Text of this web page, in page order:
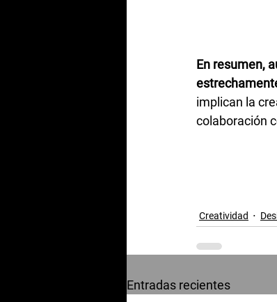
En resumen,
implican la
colaboración
Creatividad
Entradas recientes